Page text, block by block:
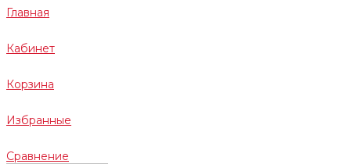
Главная
Кабинет
Корзина
Избранные
Сравнение